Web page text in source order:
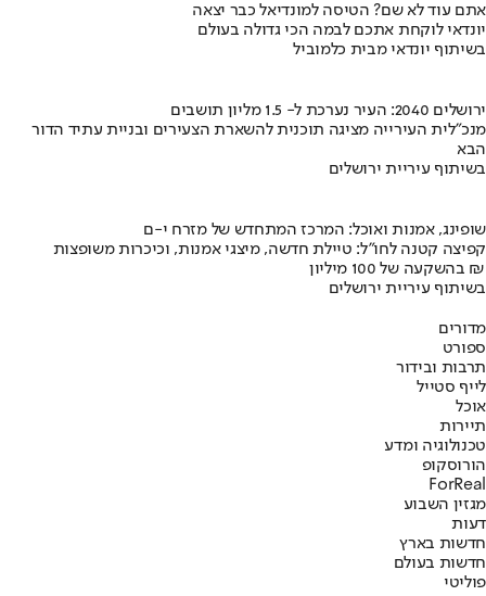
אתם עוד לא שם? הטיסה למונדיאל כבר יצאה
יונדאי לוקחת אתכם לבמה הכי גדולה בעולם
בשיתוף יונדאי מבית כלמוביל
ירושלים 2040: העיר נערכת ל- 1.5 מליון תושבים
מנכ"לית העירייה מציגה תוכנית להשארת הצעירים ובניית עתיד הדור
הבא
בשיתוף עיריית ירושלים
שופינג, אמנות ואוכל: המרכז המתחדש של מזרח י-ם
קפיצה קטנה לחו"ל: טיילת חדשה, מיצגי אמנות, וכיכרות משופצות
בהשקעה של 100 מיליון ₪
בשיתוף עיריית ירושלים
מדורים
ספורט
תרבות ובידור
לייף סטייל
אוכל
תיירות
טכנולוגיה ומדע
הורוסקופ
ForReal
מגזין השבוע
דעות
חדשות בארץ
חדשות בעולם
פוליטי